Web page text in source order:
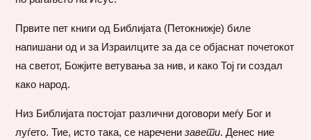
Првите пет книги од Библијата (Петокнижје) биле
напишани од и за Израилците за да се објаснат почетокот
на светот, Божјите ветувања за нив, и како Тој ги создал
како народ.
Низ Библијата постојат различни договори меѓу Бог и
луѓето. Тие, исто така, се нареченизавети. Денес ние